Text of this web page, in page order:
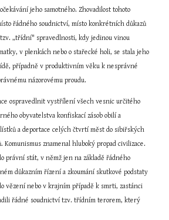
jeho samotného. Zhovadilost tohoto
řádného soudnictví, místo konkrétních důkazů
„třídní" spravedlnosti, kdy jedinou vinou
v plenkách nebo o stařecké holi, se stala jeho
případně v produktivním věku k nesprávné
názorovému proudu.
ospravedlnit vystřílení všech vesnic určitého
obyvatelstva konfiskací zásob obilí a
a deportace celých čtvrtí měst do sibiřských
Komunismus znamenal hluboký propad civilizace.
právní stát, v němž jen na základě řádného
důkazním řízení a zkoumání skutkové podstaty
vězení nebo v krajním případě k smrti, zastánci
řádné soudnictví tzv. třídním terorem, který